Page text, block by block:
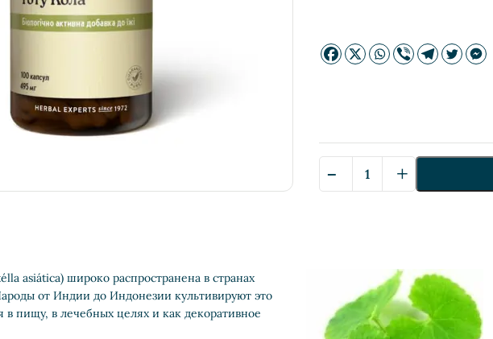
-
Количество
Gotu
+
asiática) широко распространена в странах
от Индии до Индонезии культивируют это
в пищу, в лечебных целях и как декоративное